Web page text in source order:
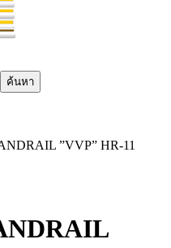
ค้นหา
”VVP” HR-11